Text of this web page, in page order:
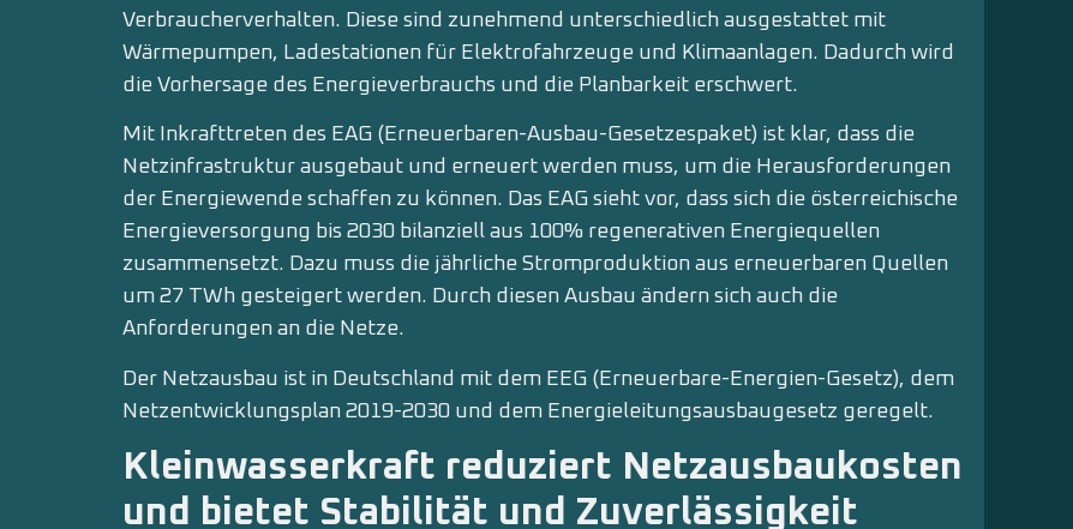
Verbraucherverhalten. Diese sind zunehmend unterschiedlich ausgestattet mit
Wärmepumpen, Ladestationen für Elektrofahrzeuge und Klimaanlagen. Dadurch wird
die Vorhersage des Energieverbrauchs und die Planbarkeit erschwert.
Mit Inkrafttreten des EAG (Erneuerbaren-Ausbau-Gesetzespaket) ist klar, dass die
Netzinfrastruktur ausgebaut und erneuert werden muss, um die Herausforderungen
der Energiewende schaffen zu können. Das EAG sieht vor, dass sich die österreichische
Energieversorgung bis 2030 bilanziell aus 100% regenerativen Energiequellen
zusammensetzt. Dazu muss die jährliche Stromproduktion aus erneuerbaren Quellen
um 27 TWh gesteigert werden. Durch diesen Ausbau ändern sich auch die
Anforderungen an die Netze.
Der Netzausbau ist in Deutschland mit dem EEG (Erneuerbare-Energien-Gesetz), dem
Netzentwicklungsplan 2019-2030 und dem Energieleitungsausbaugesetz geregelt.
Kleinwasserkraft reduziert Netzausbaukosten
und bietet Stabilität und Zuverlässigkeit